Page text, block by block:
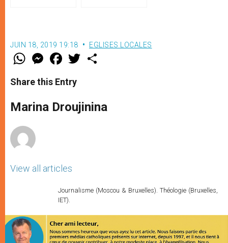
JUIN 18, 2019 19:18 EGLISES LOCALES
W
t
s
p
p
M
e
s
e
g
e
F
a
e
b
o
k
w
r
Share this Entry
Marina Droujinina
View all articles
Journalisme (Moscou & Bruxelles). Théologie (Bruxelles,
IET).